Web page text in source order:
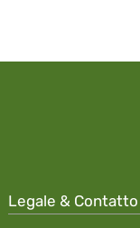
Legale & Contatto